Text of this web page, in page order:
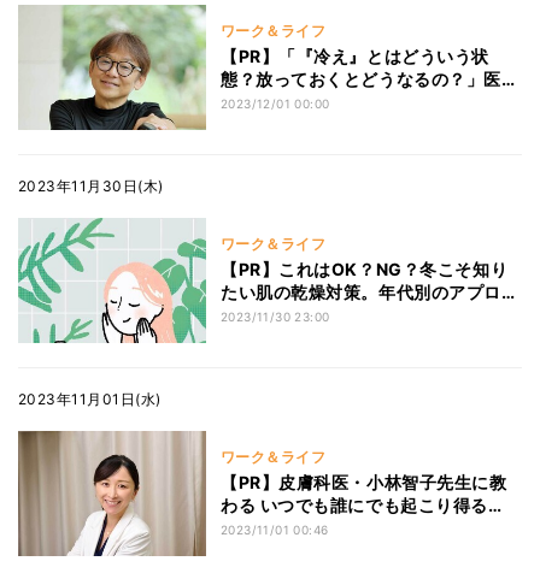
ワーク＆ライフ
【PR】「『冷え』とはどういう状
態？放っておくとどうなるの？」医
師・川嶋朗先生に聞く、冷え対策に効
2023/12/01 00:00
2023年11月30日(木)
ワーク＆ライフ
【PR】これはOK？NG？冬こそ知り
たい肌の乾燥対策。年代別のアプロー
チつき
2023/11/30 23:00
2023年11月01日(水)
ワーク＆ライフ
【PR】皮膚科医・小林智子先生に教
わる いつでも誰にでも起こり得る
「肌ゆらぎ」の原因と対処法とは。
2023/11/01 00:46